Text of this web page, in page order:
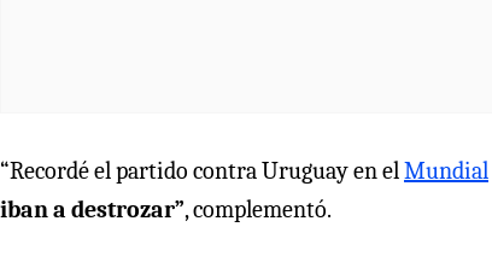
“Recordé el partido contra Uruguay en elMundial
iban a destrozar”, complementó.